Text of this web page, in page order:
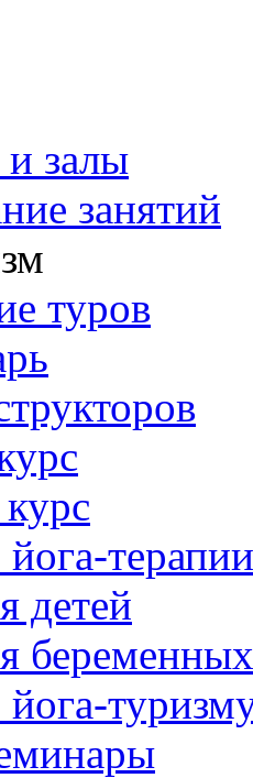
залы
занятий
туров
терапии
детей
беременных